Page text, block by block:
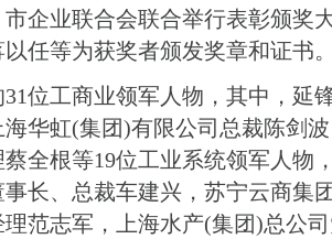
企业联合会联合举行表彰颁奖
任等为获奖者颁发奖章和证书
工商业领军人物，其中，延
华虹(集团)有限公司总裁陈剑
全根等19位工业系统领军人物
长、总裁车建兴，苏宁云商集
范志军，上海水产(集团)总公